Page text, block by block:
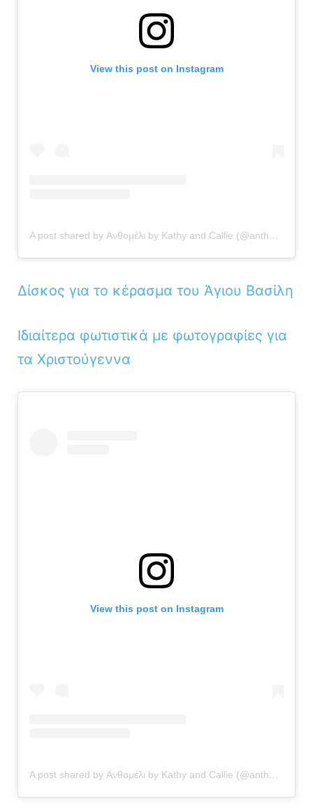
View this post on Instagram
A post shared by Ανθομέλι by Kathy and Callie (@anthomeli)
Δίσκος για το κέρασμα του Άγιου Βασίλη
Ιδιαίτερα φωτιστικά με φωτογραφίες για
τα Χριστούγεννα
View this post on Instagram
A post shared by Ανθομέλι by Kathy and Callie (@anthomeli)